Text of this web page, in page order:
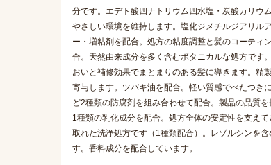
分です。エデト酸四ナトリウム四水塩・炭酸カリウ
やさしい環境を維持します。塩化ジメチルジアリル
ー・増粘剤を配合。処方の粘度調整と髪のコーティ
合。天然由来成分を多く含むボタニカルな処方です
おいと補修効果でまとまりのある髪に導きます。精
寄与します。ツバキ油を配合。軽い質感でべたつき
ど2種類の防腐剤を組み合わせて配合。製品の品質
1種類の乳化成分を配合。処方全体の安定性を支え
取れた洗浄処方です（1種類配合）。レゾルシンを
す。香料成分を配合しています。